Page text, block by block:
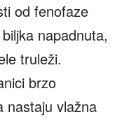
od fenofaze
napadnuta,
truleži.
brzo
nastaju vlažna